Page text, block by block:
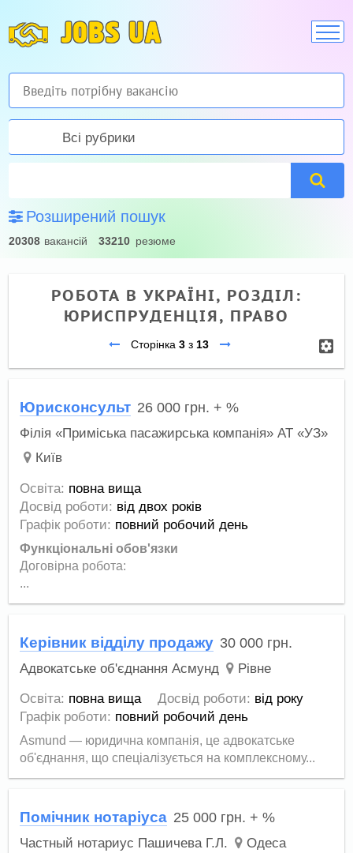
JOBS UA
Всі рубрики
Розширений пошук
20308 вакансій 33210 резюме
РОБОТА В УКРАЇНІ, РОЗДІЛ:
ЮРИСПРУДЕНЦІЯ, ПРАВО
Сторінка 3з 13
Юрисконсульт 26 000 грн. + %
Філія «Приміська пасажирська компанія» АТ «УЗ»
Київ
Освіта: повна вища
Досвід роботи: від двох років
Графік роботи: повний робочий день
Функціональні обов'язки
Договірна робота:
...
Керівник відділу продажу 30 000 грн.
Адвокатське об'єднання Асмунд Рівне
Освіта: повна вища Досвід роботи: від року
Графік роботи: повний робочий день
Asmund — юридична компанія, це адвокатське
об'єднання, що спеціалізується на комплексному...
Помічник нотаріуса 25 000 грн. + %
Частный нотариус Пашичева Г.Л. Одеса